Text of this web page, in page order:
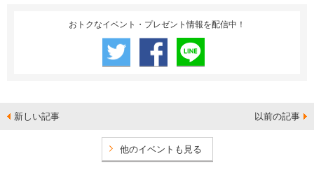
おトクなイベント・プレゼント情報を配信中！
新しい記事 以前の記事
他のイベントも見る